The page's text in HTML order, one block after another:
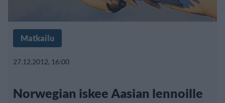
Matkailu
27.12.2012, 16:00
Norwegian iskee Aasian lennoille